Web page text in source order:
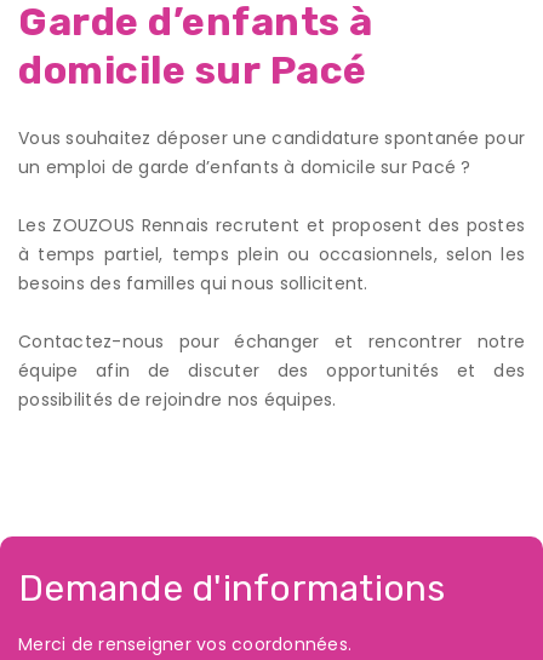
Garde d’enfants à
domicile sur Pacé
Vous souhaitez déposer une candidature spontanée pour
un emploi de garde d’enfants à domicile sur Pacé ?
Les ZOUZOUS Rennais recrutent et proposent des postes
à temps partiel, temps plein ou occasionnels, selon les
besoins des familles qui nous sollicitent.
Contactez-nous pour échanger et rencontrer notre
équipe afin de discuter des opportunités et des
possibilités de rejoindre nos équipes.
Demande d'informations
Merci de renseigner vos coordonnées.